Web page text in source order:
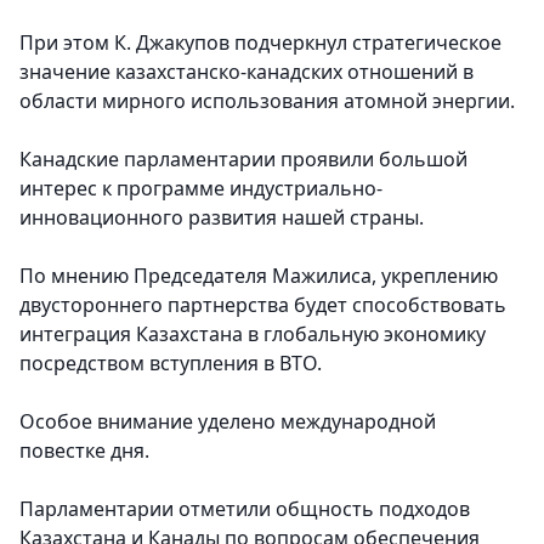
При этом К. Джакупов подчеркнул стратегическое
значение казахстанско-канадских отношений в
области мирного использования атомной энергии.
Канадские парламентарии проявили большой
интерес к программе индустриально-
инновационного развития нашей страны.
По мнению Председателя Мажилиса, укреплению
двустороннего партнерства будет способствовать
интеграция Казахстана в глобальную экономику
посредством вступления в ВТО.
Особое внимание уделено международной
повестке дня.
Парламентарии отметили общность подходов
Казахстана и Канады по вопросам обеспечения